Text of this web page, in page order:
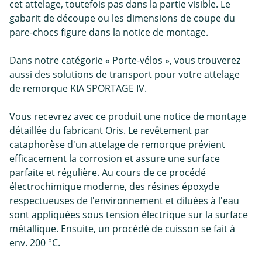
cet attelage, toutefois pas dans la partie visible. Le
gabarit de découpe ou les dimensions de coupe du
pare-chocs figure dans la notice de montage.
Dans notre catégorie « Porte-vélos », vous trouverez
aussi des solutions de transport pour votre attelage
de remorque KIA SPORTAGE IV.
Vous recevrez avec ce produit une notice de montage
détaillée du fabricant Oris. Le revêtement par
cataphorèse d'un attelage de remorque prévient
efficacement la corrosion et assure une surface
parfaite et régulière. Au cours de ce procédé
électrochimique moderne, des résines époxyde
respectueuses de l'environnement et diluées à l'eau
sont appliquées sous tension électrique sur la surface
métallique. Ensuite, un procédé de cuisson se fait à
env. 200 °C.